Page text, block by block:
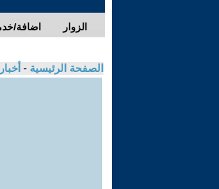
اضافة/ الزوار
الصفحة الرئيسية -